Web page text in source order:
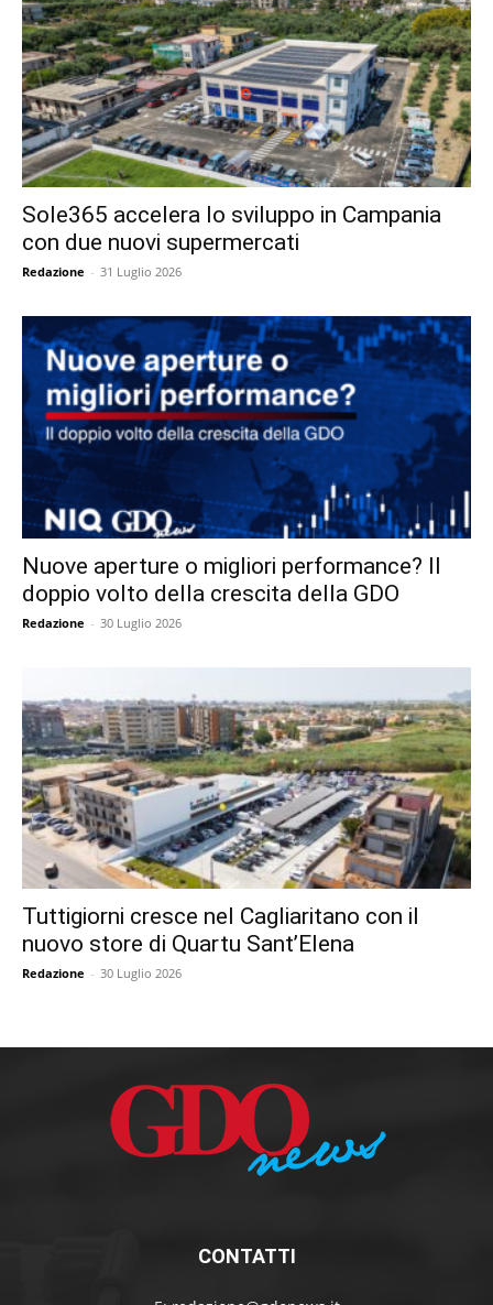
Sole365 accelera lo sviluppo in Campania
con due nuovi supermercati
Redazione - 31 Luglio 2026
Nuove aperture o migliori performance? Il
doppio volto della crescita della GDO
Redazione - 30 Luglio 2026
Tuttigiorni cresce nel Cagliaritano con il
nuovo store di Quartu Sant’Elena
Redazione - 30 Luglio 2026
CONTATTI